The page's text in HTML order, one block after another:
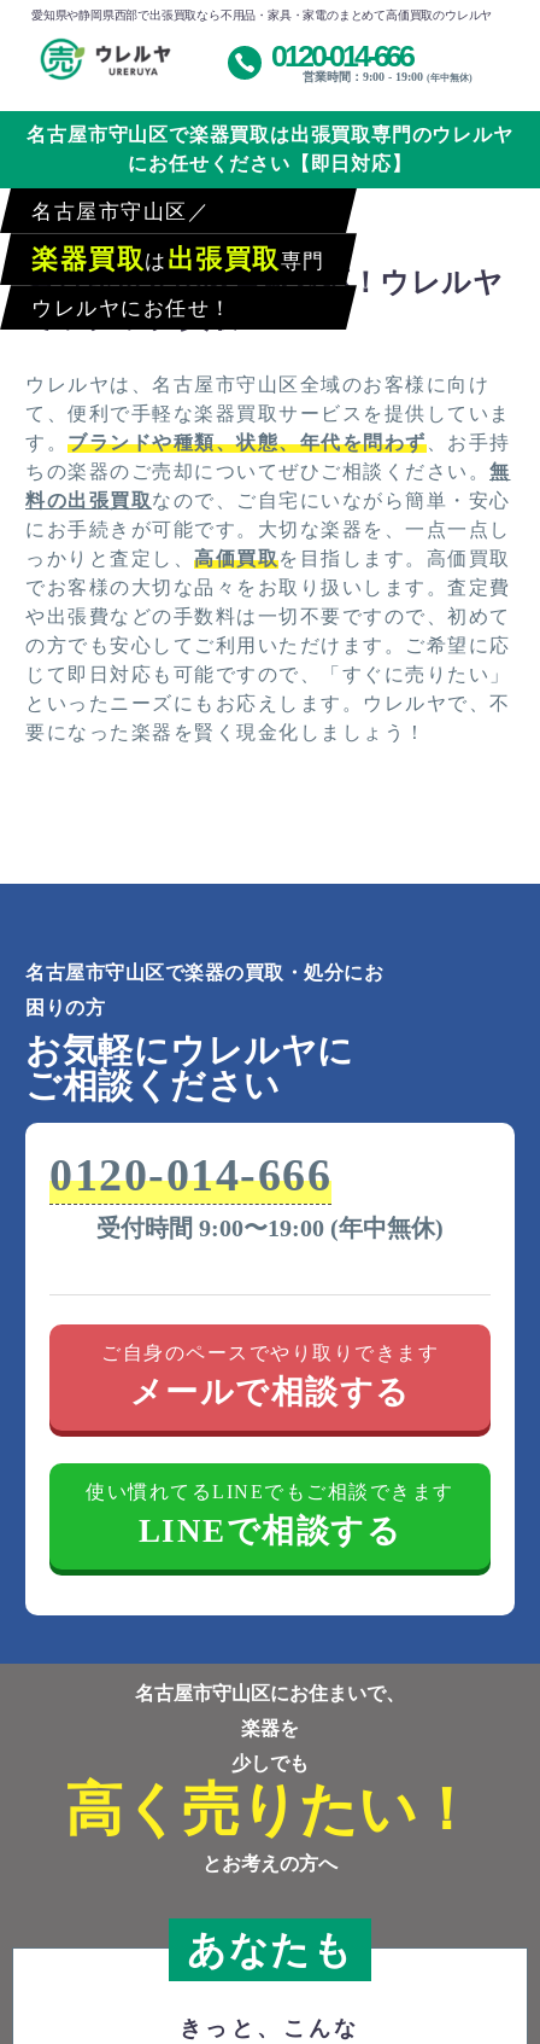
愛知県や静岡県西部で出張買取なら不用品・家具・家電のまとめて高価買取のウレルヤ
0120-014-666
営業時間：9:00 - 19:00 (年中無休)
名古屋市守山区で楽器買取は出張買取専門のウレルヤ
にお任せください【即日対応】
名古屋市守山区／
楽器買取 は 出張買取 専門
ウレルヤにお任せ！
名古屋市守山区全域対応！ウレルヤ
でラクラク買取
ウレルヤは、名古屋市守山区全域のお客様に向け
て、便利で手軽な楽器買取サービスを提供していま
す。 ブランドや種類、状態、年代を問わず、お手持
ちの楽器のご売却についてぜひご相談ください。 無
料の出張買取なので、ご自宅にいながら簡単・安心
にお手続きが可能です。大切な楽器を、一点一点し
っかりと査定し、 高価買取を目指します。高価買取
でお客様の大切な品々をお取り扱いします。査定費
や出張費などの手数料は一切不要ですので、初めて
の方でも安心してご利用いただけます。ご希望に応
じて即日対応も可能ですので、「すぐに売りたい」
といったニーズにもお応えします。ウレルヤで、不
要になった楽器を賢く現金化しましょう！
名古屋市守山区で楽器の買取・処分にお
困りの方
お気軽にウレルヤに
ご相談ください
0120-014-666
受付時間 9:00〜19:00 (年中無休)
ご自身のペースでやり取りできます
メールで相談する
使い慣れてるLINEでもご相談できます
LINEで相談する
名古屋市守山区にお住まいで、
楽器を
少しでも
高く売りたい！
とお考えの方へ
あなたも
きっと、こんな